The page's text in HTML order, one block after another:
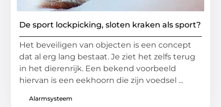
De sport lockpicking, sloten kraken als sport?
Het beveiligen van objecten is een concept
dat al erg lang bestaat. Je ziet het zelfs terug
in het dierenrijk. Een bekend voorbeeld
hiervan is een eekhoorn die zijn voedsel ...
Alarmsysteem